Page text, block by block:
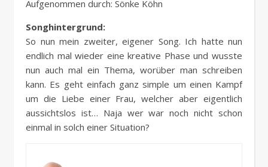
Aufgenommen durch: Sönke Köhn
Songhintergrund:
So nun mein zweiter, eigener Song. Ich hatte nun
endlich mal wieder eine kreative Phase und wusste
nun auch mal ein Thema, worüber man schreiben
kann. Es geht einfach ganz simple um einen Kampf
um die Liebe einer Frau, welcher aber eigentlich
aussichtslos ist… Naja wer war noch nicht schon
einmal in solch einer Situation?